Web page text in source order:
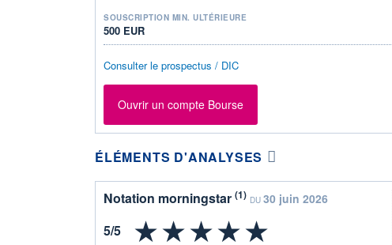
SOUSCRIPTION MIN. ULTÉRIEURE
500 EUR
Consulter le prospectus / DIC
Ouvrir un compte Bourse
ÉLÉMENTS D'ANALYSES
Notation morningstar (1) DU 30 juin 2026